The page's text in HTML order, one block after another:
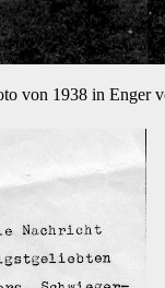
von 1938 in Enger